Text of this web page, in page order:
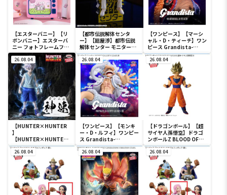
【エスターバニー】【リ
ボンバニー】エスターバ
ニー フォトフレームフィ
ギュア
【都市伝説解体センタ
ー】【廻屋渉】都市伝説
解体センター モニタート
ップフィギュア-廻屋渉-
【ワンピース】【マーシ
ャル・D・ティーチ】ワン
ピース Grandista-
MARSHALL.D.TEACH-
26.08.04
【HUNTER×HUNTER
】
【HUNTER×HUNTER
キルア】
HUNTER×HUNTER
HUNTING ARCHIVES キ
ルア 神速
26.08.04
【ワンピース】【モンキ
ー・D・ルフィ】ワンピー
ス Grandista-
MONKEY.D.LUFFY
GEAR5-Ⅲ
26.08.04
【ドラゴンボール】【超
サイヤ人孫悟空】ドラゴ
ンボールZ BLOOD OF
SAIYANS-超サイヤ人孫悟
空-Ⅱ
26.08.04 26.08.04 26.08.04